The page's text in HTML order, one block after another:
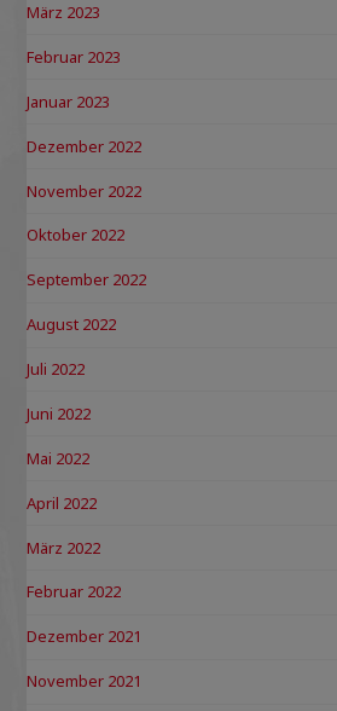
März 2023
Februar 2023
Januar 2023
Dezember 2022
November 2022
Oktober 2022
September 2022
August 2022
Juli 2022
Juni 2022
Mai 2022
April 2022
März 2022
Februar 2022
Dezember 2021
November 2021